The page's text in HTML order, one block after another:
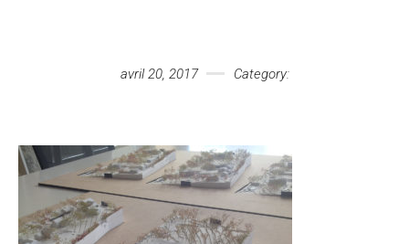
avril 20, 2017 Category: